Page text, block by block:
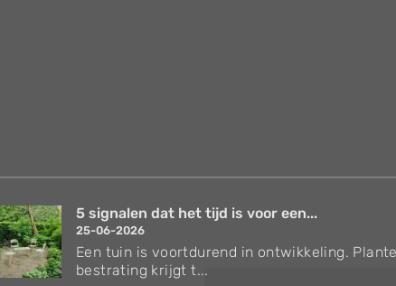
5 signalen dat het tijd is voor een...
25-06-2026
Een tuin is voortdurend in ontwikkeling.
bestrating krijgt t...